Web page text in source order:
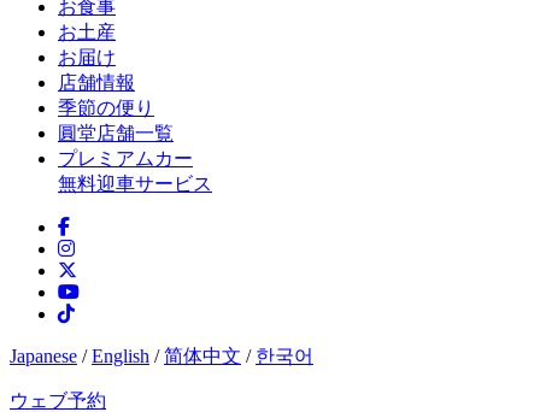
お食事
お土産
お届け
店舗情報
季節の便り
圓堂店舗一覧
プレミアムカー
無料迎車サービス
Japanese /English /简体中文 / 한국어
ウェブ予約